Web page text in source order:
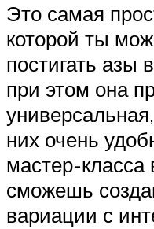
Это самая
которой ты
постигать азы
при этом она
них очень
мастер-
сможешь
вариации с